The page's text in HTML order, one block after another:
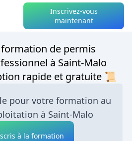
Inscrivez-vous
maintenant
de permis
à Saint-Malo
rapide et gratuite 📜
pour votre formation au
à Saint-Malo
à la formation